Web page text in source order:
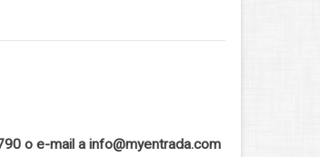
o e-mail a info@myentrada.com